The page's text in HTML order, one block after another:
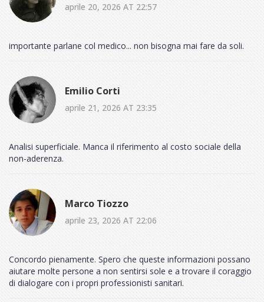
aprile 20, 2026 AT 22:57
importante parlane col medico... non bisogna mai fare da soli.
Emilio Corti
aprile 21, 2026 AT 23:35
Analisi superficiale. Manca il riferimento al costo sociale della
non-aderenza.
Marco Tiozzo
aprile 23, 2026 AT 22:06
Concordo pienamente. Spero che queste informazioni possano
aiutare molte persone a non sentirsi sole e a trovare il coraggio
di dialogare con i propri professionisti sanitari.